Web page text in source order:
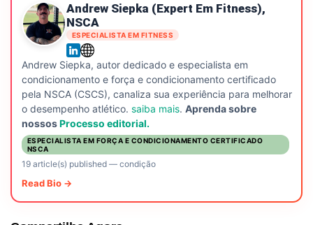
Andrew Siepka (expert Em Fitness),
NSCA
ESPECIALISTA EM FITNESS
Andrew Siepka, autor dedicado e especialista em
condicionamento e força e condicionamento certificado
pela NSCA (CSCS), canaliza sua experiência para melhorar
o desempenho atlético. saiba mais. Aprenda sobre
nossosProcesso editorial.
ESPECIALISTA EM FORÇA E CONDICIONAMENTO CERTIFICADO
NSCA
19 article(s) published— condição
Read Bio →